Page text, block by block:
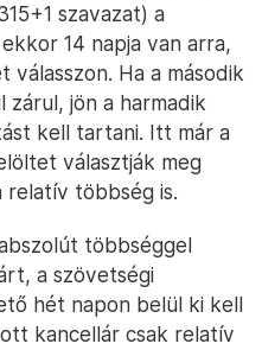
szavazat) a
14 napja van arra,
válasszon. Ha a második
jön a harmadik
kell tartani. Itt már a
választják meg
relatív többség is.
többséggel
a szövetségi
hét napon belül ki kell
kancellár csak relatív